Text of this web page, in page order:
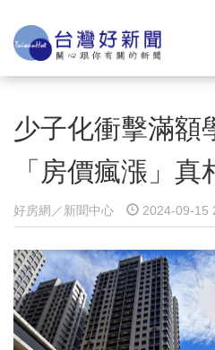
少子化衝擊滿
「房價瘋漲」真
好房網／新聞中心 2024-09-15